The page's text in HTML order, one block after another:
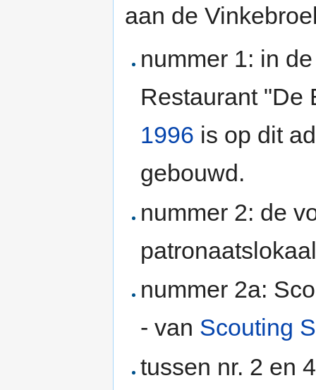
aan de
nummer 1: in
Restaurant "De
1996 is op dit
gebouwd.
nummer 2: de
nummer 2a:
- van Scouting
tussen nr. 2 en